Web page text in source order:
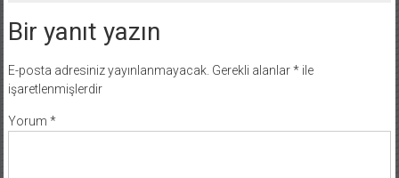
Bir yanıt yazın
E-posta adresiniz yayınlanmayacak. Gerekli alanlar*ile
işaretlenmişlerdir
Yorum *